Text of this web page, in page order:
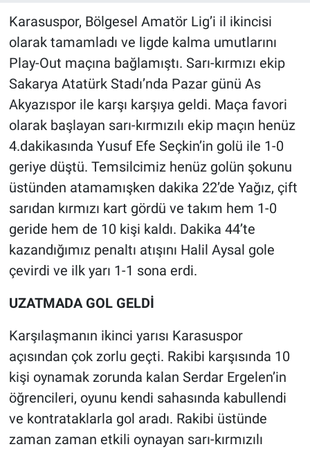
Karasuspor, Bölgesel Amatör Lig’i il ikincisi
olarak tamamladı ve ligde kalma umutlarını
Play-Out maçına bağlamıştı. Sarı-kırmızı ekip
Sakarya Atatürk Stadı’nda Pazar günü As
Akyazıspor ile karşı karşıya geldi. Maça favori
olarak başlayan sarı-kırmızılı ekip maçın henüz
4.dakikasında Yusuf Efe Seçkin’in golü ile 1-0
geriye düştü. Temsilcimiz henüz golün şokunu
üstünden atamamışken dakika 22’de Yağız, çift
sarıdan kırmızı kart gördü ve takım hem 1-0
geride hem de 10 kişi kaldı. Dakika 44’te
kazandığımız penaltı atışını Halil Aysal gole
çevirdi ve ilk yarı 1-1 sona erdi.
UZATMADA GOL GELDİ
Karşılaşmanın ikinci yarısı Karasuspor
açısından çok zorlu geçti. Rakibi karşısında 10
kişi oynamak zorunda kalan Serdar Ergelen’in
öğrencileri, oyunu kendi sahasında kabullendi
ve kontrataklarla gol aradı. Rakibi üstünde
zaman zaman etkili oynayan sarı-kırmızılı